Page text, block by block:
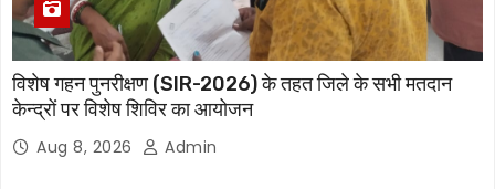
विशेष गहन पुनरीक्षण (SIR-2026) के तहत जिले के सभी मतदान
केन्द्रों पर विशेष शिविर का आयोजन
Aug 8, 2026 Admin